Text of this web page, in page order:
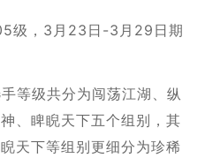
级，3月23日-3月29日期
等级共分为闯荡江湖、纵
、睥睨天下五个组别，其
天下等组别更细分为珍稀